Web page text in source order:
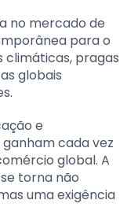
no mercado de
para o
climáticas, pragas
globais
e
cada vez
global. A
torna não
uma exigência